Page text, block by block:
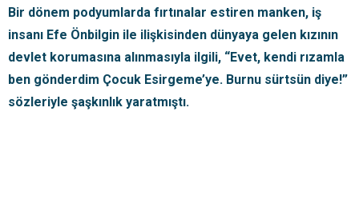
Bir dönem podyumlarda fırtınalar estiren manken, iş
insanı Efe Önbilgin ile ilişkisinden dünyaya gelen kızının
devlet korumasına alınmasıyla ilgili, “Evet, kendi rızamla
ben gönderdim Çocuk Esirgeme’ye. Burnu sürtsün diye!”
sözleriyle şaşkınlık yaratmıştı.